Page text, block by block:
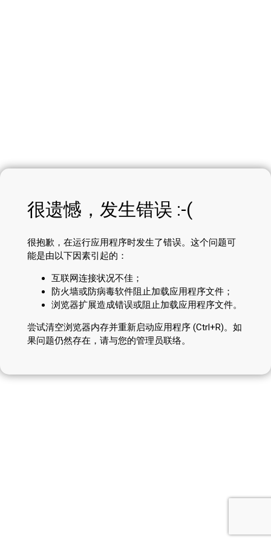
很遗憾，发生错误 :-(
很抱歉，在运行应用程序时发生了错误。这个问题可
能是由以下因素引起的：
互联网连接状况不佳；
防火墙或防病毒软件阻止加载应用程序文件；
浏览器扩展造成错误或阻止加载应用程序文件。
尝试清空浏览器内存并重新启动应用程序 (Ctrl+R)。如
果问题仍然存在，请与您的管理员联络。